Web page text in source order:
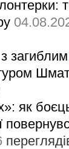
загиблим
як